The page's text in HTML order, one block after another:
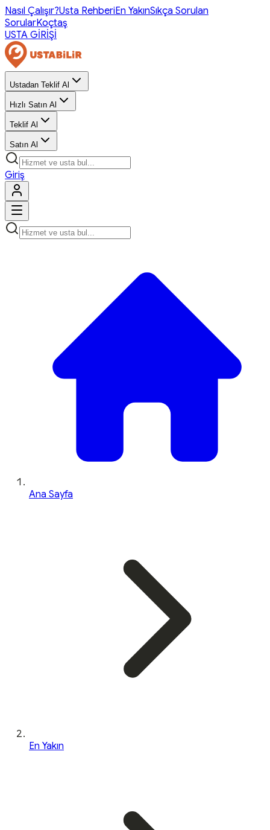
Nasıl Çalışır?Usta RehberiEn YakınSıkça Sorulan
SorularKoçtaş
USTA GİRİŞİ
Ustadan Teklif Al
Hızlı Satın Al
Teklif Al
Satın Al
Giriş
Ana Sayfa
En Yakın